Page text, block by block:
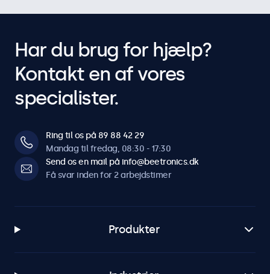
Har du brug for hjælp?
Kontakt en af vores
specialister.
Ring til os på 89 88 42 29
Mandag til fredag, 08:30 - 17:30
Send os en mail på info@beetronics.dk
Få svar inden for 2 arbejdstimer
Produkter